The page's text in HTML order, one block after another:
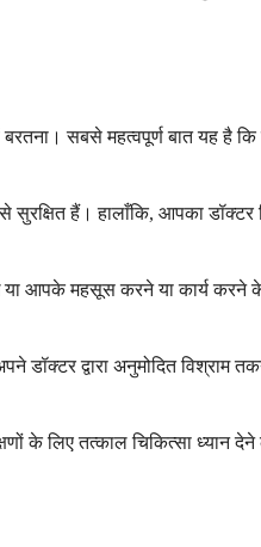
सबसे महत्वपूर्ण बात यह है कि
सुरक्षित हैं। हालाँकि, आपका
या आपके महसूस करने या कार्य
द्वारा अनुमोदित विश्राम
के लिए तत्काल चिकित्सा ध्यान